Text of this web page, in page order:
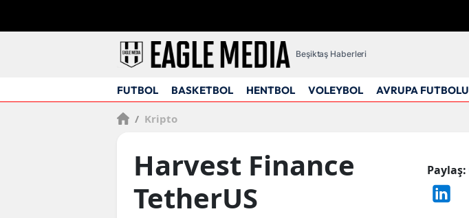
Beşiktaş Haberleri
FUTBOL BASKETBOL HENTBOL VOLEYBOL AVRUPA FUTBOLU
/ Kripto
Harvest Finance
TetherUS
Paylaş: